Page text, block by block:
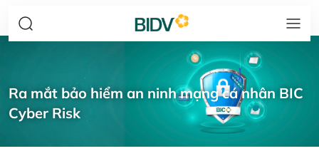
Ra mắt bảo hiểm an ninh mạng cá nhân BIC
Cyber Risk